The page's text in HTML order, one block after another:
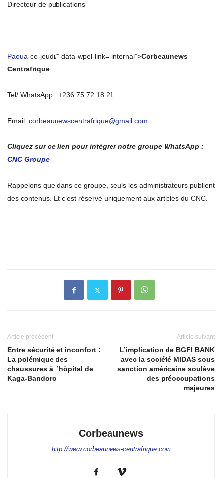
Directeur de publications
Paoua-ce-jeudi/” data-wpel-link=”internal”>Corbeaunews
Centrafrique
Tel/ WhatsApp : +236 75 72 18 21
Email: corbeaunewscentrafrique@gmail.com
Cliquez sur ce lien pour intégrer notre groupe WhatsApp :
CNC Groupe
Rappelons que dans ce groupe, seuls les administrateurs publient
des contenus. Et c’est réservé uniquement aux articles du CNC.
Article précédent
Entre sécurité et inconfort :
La polémique des
chaussures à l’hôpital de
Kaga-Bandoro
Article suivant
L’implication de BGFI BANK
avec la société MIDAS sous
sanction américaine soulève
des préoccupations
majeures
Corbeaunews
http://www.corbeaunews-centrafrique.com